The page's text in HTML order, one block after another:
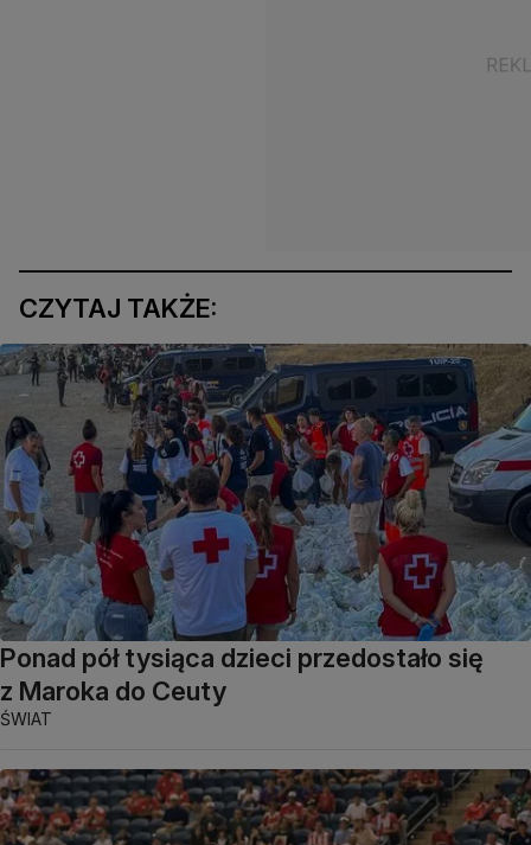
CZYTAJ TAKŻE:
Ponad pół tysiąca dzieci przedostało się
z Maroka do Ceuty
ŚWIAT